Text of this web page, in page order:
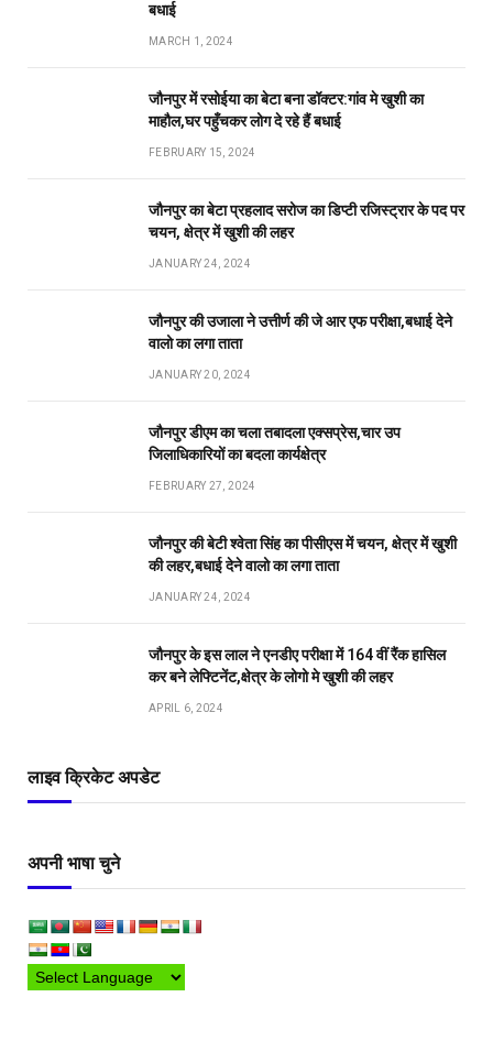
बधाई
MARCH 1, 2024
जौनपुर में रसोईया का बेटा बना डॉक्टर:गांव मे खुशी का
माहौल,घर पहुँचकर लोग दे रहे हैं बधाई
FEBRUARY 15, 2024
जौनपुर का बेटा प्रहलाद सरोज का डिप्टी रजिस्ट्रार के पद पर
चयन, क्षेत्र में खुशी की लहर
JANUARY 24, 2024
जौनपुर की उजाला ने उत्तीर्ण की जे आर एफ परीक्षा,बधाई देने
वालो का लगा ताता
JANUARY 20, 2024
जौनपुर डीएम का चला तबादला एक्सप्रेस,चार उप
जिलाधिकारियों का बदला कार्यक्षेत्र
FEBRUARY 27, 2024
जौनपुर की बेटी श्वेता सिंह का पीसीएस में चयन, क्षेत्र में खुशी
की लहर,बधाई देने वालो का लगा ताता
JANUARY 24, 2024
जौनपुर के इस लाल ने एनडीए परीक्षा में 164 वीं रैंक हासिल
कर बने लेफ्टिनेंट,क्षेत्र के लोगो मे खुशी की लहर
APRIL 6, 2024
लाइव क्रिकेट अपडेट
अपनी भाषा चुने